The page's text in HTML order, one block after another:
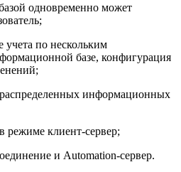
одновременно может
учета по нескольким
базе, конфигурация
информационных
режиме клиент-сервер;
и Automation-сервер.